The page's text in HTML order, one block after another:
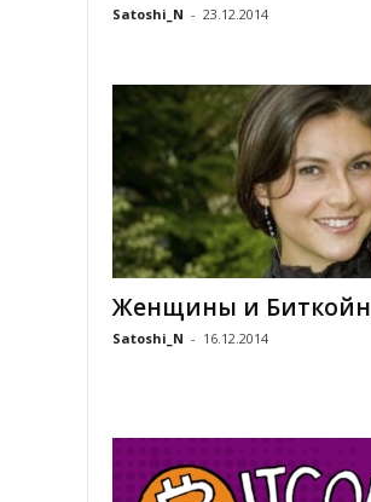
Satoshi_N - 23.12.2014
Женщины и Биткойн
Satoshi_N - 16.12.2014